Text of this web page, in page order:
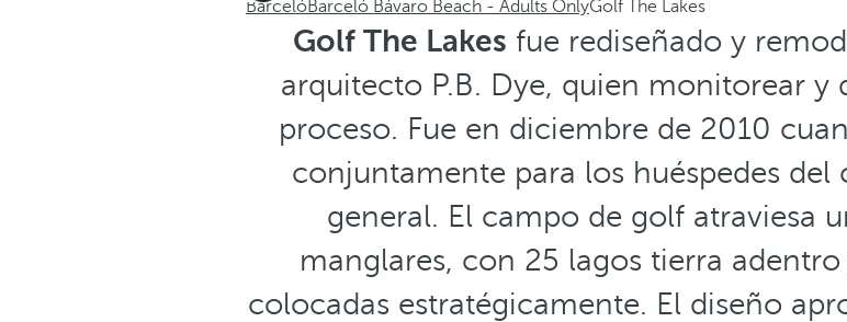
BarcelóBarceló Bávaro Beach - Adults OnlyGolf The Lakes
Golf The Lakes fue rediseñado y
arquitecto P.B. Dye, quien monitorear
proceso. Fue en diciembre de 2010
conjuntamente para los huéspedes
general. El campo de golf atraviesa
manglares, con 25 lagos tierra
colocadas estratégicamente. El diseño